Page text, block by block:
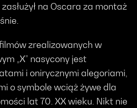
na Oscara za montaż
zrealizowanych w
„X” nasycony jest
i onirycznymi alegoriami,
o symbole wciąż żywe dla
lat 70. XX wieku. Nikt nie